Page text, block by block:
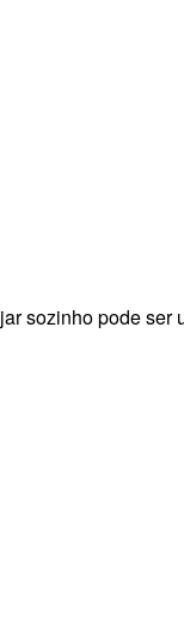
sozinho pode